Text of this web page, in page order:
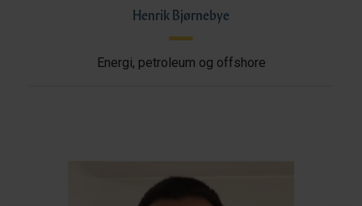
Henrik Bjørnebye
Energi, petroleum og offshore